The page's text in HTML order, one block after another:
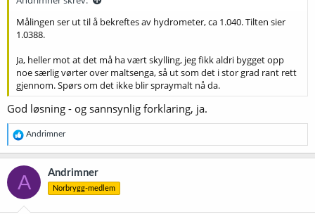
Målingen ser ut til å bekreftes av hydrometer, ca 1.040. Tilten sier
1.0388.
Ja, heller mot at det må ha vært skylling, jeg fikk aldri bygget opp
noe særlig vørter over maltsenga, så ut som det i stor grad rant rett
gjennom. Spørs om det ikke blir spraymalt nå da.
God løsning - og sannsynlig forklaring, ja.
R
e
a
k
s
o
Andrimner
A Andrimner
Norbrygg-medlem